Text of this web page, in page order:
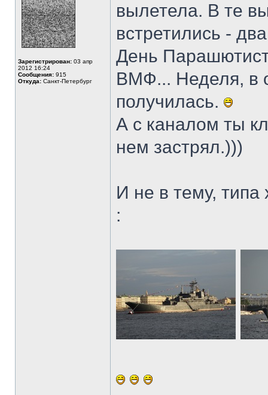
Зарегистрирован: 03 апр
2012 16:24
Сообщения: 915
Откуда: Санкт-Петербург
вылетела. В те
встретились -
День
ВМФ... Неделя, в
получилась.
А с каналом ты
нем застрял.)))
И не в тему,
: